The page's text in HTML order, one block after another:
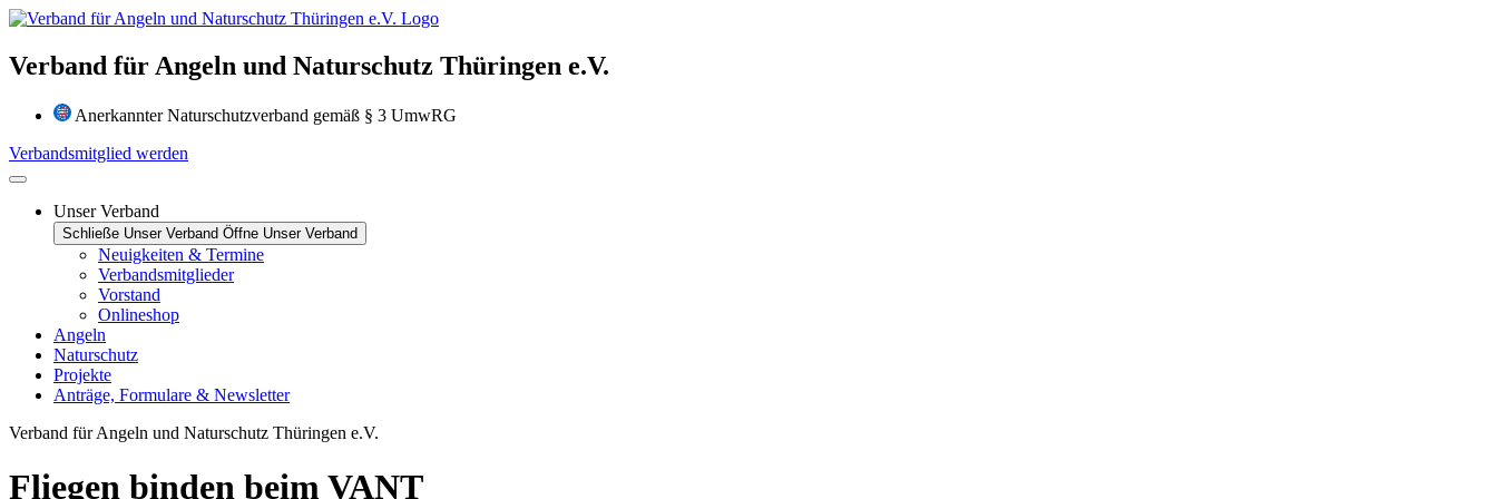
Zum
wechseln
Verband für Angeln und Naturschutz Thüringen e.V.
Anerkannter Naturschutzverband gemäß § 3 UmwRG
Verbandsmitglied werden
Unser Verband
Schließe Unser Verband Öffne Unser Verband
Neuigkeiten & Termine
Verbandsmitglieder
Vorstand
Onlineshop
Angeln
Naturschutz
Projekte
Anträge, Formulare & Newsletter
Verband für Angeln und Naturschutz Thüringen e.V.
Fliegen binden beim VANT